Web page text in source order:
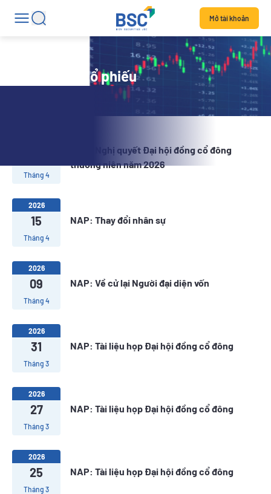
Mở tài khoản
Tin tức mã cổ phiếu
Tháng 4
NAP: Nghị quyết Đại hội đồng cổ đông
thường niên năm 2026
2026
15
Tháng 4
NAP: Thay đổi nhân sự
2026
09
Tháng 4
NAP: Về cử lại Người đại diện vốn
2026
31
Tháng 3
NAP: Tài liệu họp Đại hội đồng cổ đông
2026
27
Tháng 3
NAP: Tài liệu họp Đại hội đồng cổ đông
2026
25
Tháng 3
NAP: Tài liệu họp Đại hội đồng cổ đông